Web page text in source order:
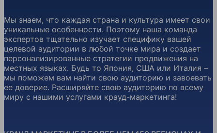
Мы знаем, что каждая страна и культура имеет свои
уникальные особенности. Поэтому наша команда
экспертов тщательно изучает специфику вашей
целевой аудитории в любой точке мира и создает
персонализированные стратегии продвижения на
местных языках. Будь то Япония, США или Италия –
мы поможем вам найти свою аудиторию и завоевать
ее доверие. Расширяйте свою аудиторию по всему
миру с нашими услугами крауд-маркетинга!